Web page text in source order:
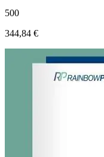
500
344,84 €